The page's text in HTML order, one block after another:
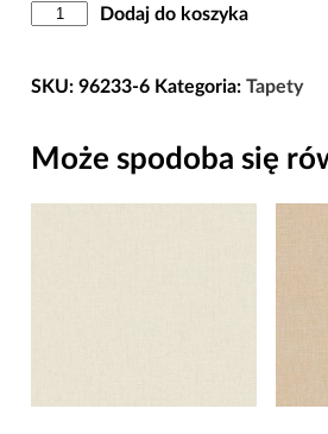
ilość
96233-
Versace
Dodaj do koszyka
SKU: 96233-6 Kategoria: Tapety
Może spodoba się